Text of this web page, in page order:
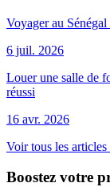
Voyager au
6 juil. 2026
Louer une salle de
réussi
16 avr. 2026
Voir tous les
Boostez votre